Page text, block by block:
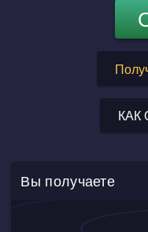
КАК
Вы получаете